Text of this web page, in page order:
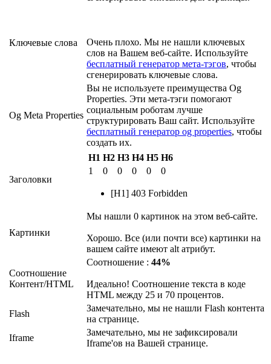
Ключевые слова
Очень плохо. Мы не нашли ключевых
слов на Вашем веб-сайте. Используйте
бесплатный генератор мета-тэгов, чтобы
сгенерировать ключевые слова.
Og Meta Properties
Вы не используете преимущества Og
Properties. Эти мета-тэги помогают
социальным роботам лучше
структурировать Ваш сайт. Используйте
бесплатный генератор og properties, чтобы
создать их.
Заголовки
H1 H2 H3 H4 H5 H6
1
0 0 0 0 0
[H1] 403 Forbidden
Картинки
Мы нашли 0 картинок на этом веб-сайте.
Хорошо. Все (или почти все) картинки на
вашем сайте имеют alt атрибут.
Соотношение
Контент/HTML
Соотношение : 44%
Идеально! Соотношение текста в коде
HTML между 25 и 70 процентов.
Flash
Замечательно, мы не нашли Flash контента
на странице.
Iframe
Замечательно, мы не зафиксировали
Iframe'ов на Вашей странице.